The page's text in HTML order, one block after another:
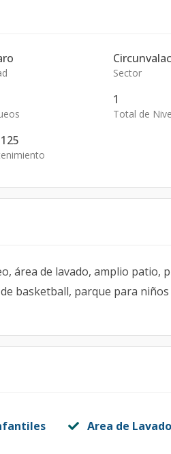
Sector
1
Total de
área de lavado, amplio patio,
basketball, parque para
Area de Lavado